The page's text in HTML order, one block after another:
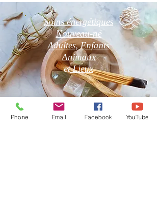
Soins énergétiques
Nouveau-né
Adultes, Enfants
Animaux
etLieux
Phone Email Facebook YouTube